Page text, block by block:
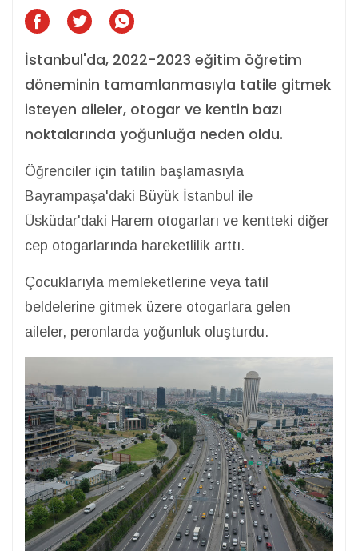
İstanbul'da, 2022-2023 eğitim öğretim
döneminin tamamlanmasıyla tatile gitmek
isteyen aileler, otogar ve kentin bazı
noktalarında yoğunluğa neden oldu.
Öğrenciler için tatilin başlamasıyla
Bayrampaşa'daki Büyük İstanbul ile
Üsküdar'daki Harem otogarları ve kentteki diğer
cep otogarlarında hareketlilik arttı.
Çocuklarıyla memleketlerine veya tatil
beldelerine gitmek üzere otogarlara gelen
aileler, peronlarda yoğunluk oluşturdu.